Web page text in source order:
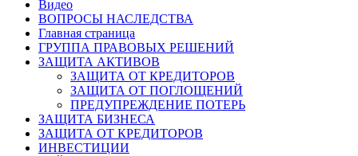
Видео
ВОПРОСЫ НАСЛЕДСТВА
Главная страница
ГРУППА ПРАВОВЫХ РЕШЕНИЙ
ЗАЩИТА АКТИВОВ
ЗАЩИТА ОТ КРЕДИТОРОВ
ЗАЩИТА ОТ ПОГЛОЩЕНИЙ
ПРЕДУПРЕЖДЕНИЕ ПОТЕРЬ
ЗАЩИТА БИЗНЕСА
ЗАЩИТА ОТ КРЕДИТОРОВ
ИНВЕСТИЦИИ